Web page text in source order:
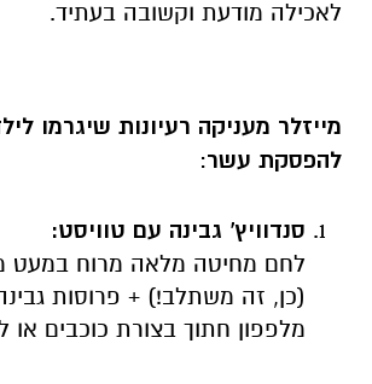
לאכילה מודעת וקשובה בעתיד.
מייזלר מעניקה רעיונות שיגרמו
להפסקת עשר:
סנדוויץ' גבינה עם טוויסט:
לחם מחיטה מלאה מרוח במעט
(כן, זה משתלב!) + פרוסות
מלפפון חתוך בצורת כוכבים או